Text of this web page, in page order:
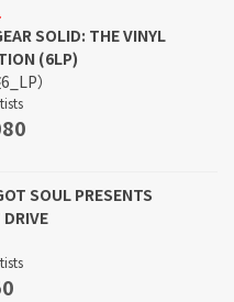
SOLID: THE VINYL
(6LP)
）
SOUL PRESENTS